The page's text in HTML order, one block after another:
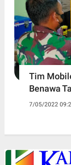
Tim
Benawa
7/05/2022